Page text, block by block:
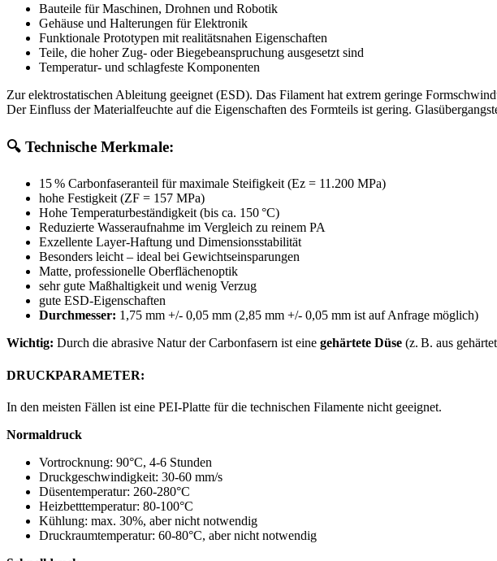
Bauteile für Maschinen, Drohnen und Robotik
Gehäuse und Halterungen für Elektronik
Funktionale Prototypen mit realitätsnahen Eigenschaften
Teile, die hoher Zug- oder Biegebeanspruchung ausgesetzt sind
Temperatur- und schlagfeste Komponenten
Zur elektrostatischen Ableitung geeignet (ESD). Das Filament hat extrem geringe
Der Einfluss der Materialfeuchte auf die Eigenschaften des Formteils ist gering.
🔍 Technische Merkmale:
15 % Carbonfaseranteil für maximale Steifigkeit (Ez = 11.200 MPa)
hohe Festigkeit (ZF = 157 MPa)
Hohe Temperaturbeständigkeit (bis ca. 150 °C)
Reduzierte Wasseraufnahme im Vergleich zu reinem PA
Exzellente Layer-Haftung und Dimensionsstabilität
Besonders leicht – ideal bei Gewichtseinsparungen
Matte, professionelle Oberflächenoptik
sehr gute Maßhaltigkeit und wenig Verzug
gute ESD-Eigenschaften
Durchmesser: 1,75 mm +/- 0,05 mm (2,85 mm +/- 0,05 mm ist auf Anfrage möglich)
Wichtig: Durch die abrasive Natur der Carbonfasern ist eine gehärtete Düse (z. B. aus
DRUCKPARAMETER:
In den meisten Fällen ist eine PEI-Platte für die technischen Filamente nicht geeignet.
Normaldruck
Vortrocknung: 90°C, 4-6 Stunden
Druckgeschwindigkeit: 30-60 mm/s
Düsentemperatur: 260-280°C
Heizbetttemperatur: 80-100°C
Kühlung: max. 30%, aber nicht notwendig
Druckraumtemperatur: 60-80°C, aber nicht notwendig